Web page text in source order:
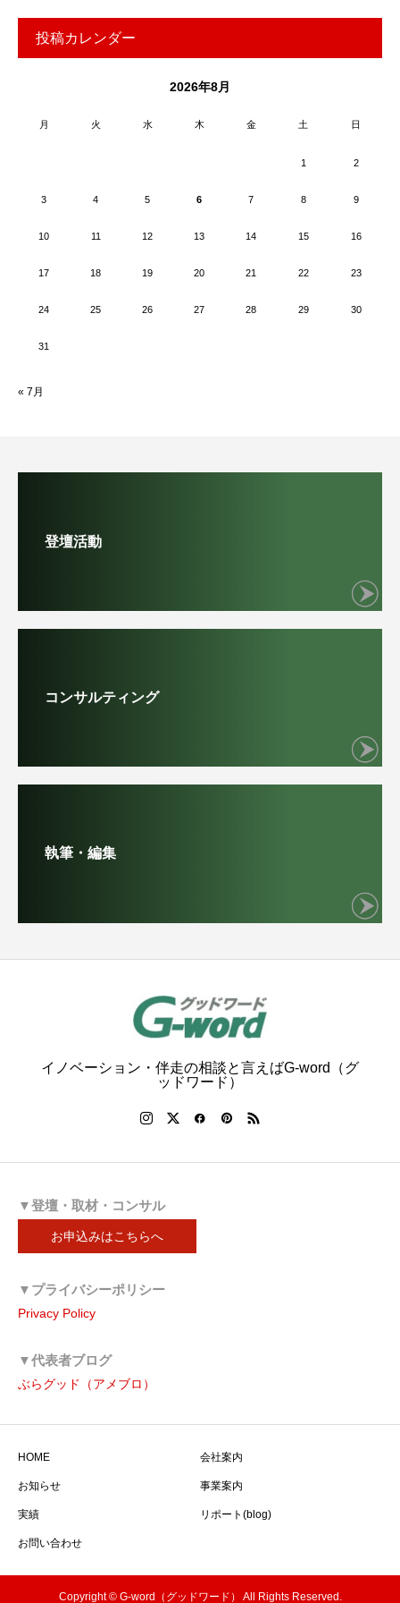
投稿カレンダー
2026年8月
月 火 水 木 金 土 日
1 2
3 4 5 6 7 8 9
10 11 12 13 14 15 16
17 18 19 20 21 22 23
24 25 26 27 28 29 30
31
« 7月
登壇活動
コンサルティング
執筆・編集
イノベーション・伴走の相談と言えばG-word（グ
ッドワード）
▼登壇・取材・コンサル
お申込みはこちらへ
▼プライバシーポリシー
Privacy Policy
▼代表者ブログ
ぶらグッド（アメブロ）
HOME 会社案内
お知らせ 事業案内
実績 リポート(blog)
お問い合わせ
Copyright © G-word（グッドワード） All Rights Reserved.